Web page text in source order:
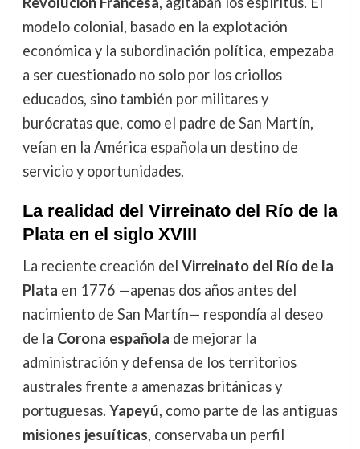
modelo colonial, basado en la explotación
económica y la subordinación política, empezaba
a ser cuestionado no solo por los criollos
educados, sino también por militares y
burócratas que, como el padre de San Martín,
veían en la América española un destino de
servicio y oportunidades.
La realidad del Virreinato del Río de la
Plata en el siglo XVIII
La reciente creación del Virreinato del Río de la
Plata en 1776 —apenas dos años antes del
nacimiento de San Martín— respondía al deseo
de la Corona española de mejorar la
administración y defensa de los territorios
australes frente a amenazas británicas y
portuguesas. Yapeyú, como parte de las antiguas
misiones jesuíticas, conservaba un perfil